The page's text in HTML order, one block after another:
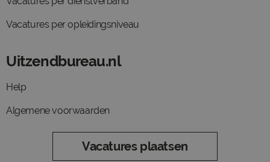
Vacatures per opleidingsniveau
Uitzendbureau.nl
Help
Algemene voorwaarden
Vacatures plaatsen